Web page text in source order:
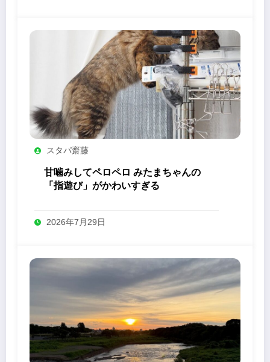
スタパ齋藤
甘噛みしてペロペロ みたまちゃんの
「指遊び」がかわいすぎる
2026年7月29日